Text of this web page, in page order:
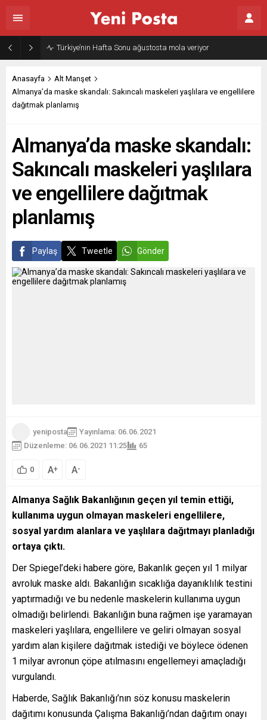
Türkiye’nin Hafta Sonu ağustosta mola veriyor
Anasayfa
Alt Manşet
Almanya’da maske skandalı: Sakıncalı maskeleri yaşlılara ve engellilere
dağıtmak planlamış
Almanya’da maske skandalı:
Sakıncalı maskeleri yaşlılara
ve engellilere dağıtmak
planlamış
Paylaş Tweetle Gönder
yeniposta
Yayınlama: 06.06.2021
Düzenleme: 06.06.2021 11:25
65
0 A+ A-
Almanya Sağlık Bakanlığının geçen yıl temin ettiği,
kullanıma uygun olmayan maskeleri engellilere,
sosyal yardım alanlara ve yaşlılara dağıtmayı planladığı
ortaya çıktı.
Der Spiegel’deki habere göre, Bakanlık geçen yıl 1 milyar
avroluk maske aldı. Bakanlığın sıcaklığa dayanıklılık testini
yaptırmadığı ve bu nedenle maskelerin kullanıma uygun
olmadığı belirlendi. Bakanlığın buna rağmen işe yaramayan
maskeleri yaşlılara, engellilere ve geliri olmayan sosyal
yardım alan kişilere dağıtmak istediği ve böylece ödenen
1 milyar avronun çöpe atılmasını engellemeyi amaçladığı
vurgulandı.
Haberde, Sağlık Bakanlığı’nın söz konusu maskelerin
dağıtımı konusunda Çalışma Bakanlığı’ndan dağıtım onayı